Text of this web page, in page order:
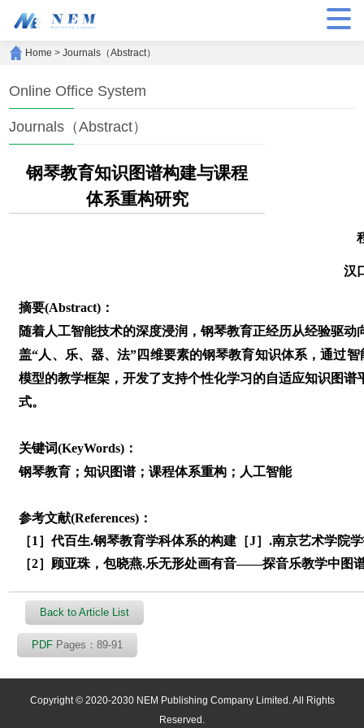
Home >Journals（Abstract）
Online Office System
Journals（Abstract）
钢琴教育知识图谱构建与课程
体系重构研究
汉
摘要(Abstract)：
随着人工智能技术的深度浸润，钢琴教育正经历从经验驱
盖“人、乐、器、法”四维要素的钢琴教育知识体系，通过
模型的教学框架，开发了支持个性化学习的自适应知识图
式。
关键词(KeyWords)：
钢琴教育；知识图谱；课程体系重构；人工智能
参考文献(References)：
［1］代百生.钢琴教育学科体系的构建［J］.南京艺术学院
［2］顾亚珠，包晓燕.乐无形处画有音——探音乐教学中图
Back to Article List
PDF Pages：89-91
Copyright © 2020-2030 NEM Publishing Company Limited. All Rights
Reserved.